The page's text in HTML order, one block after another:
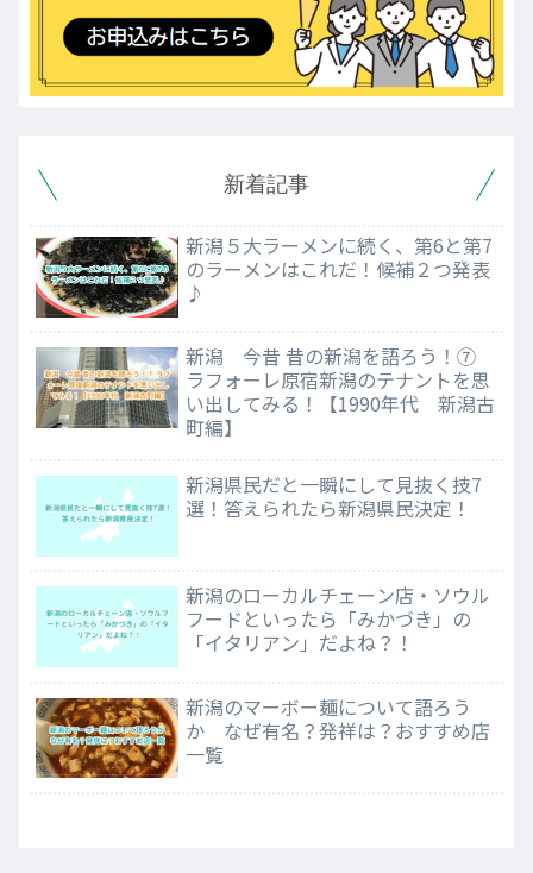
新着記事
新潟５大ラーメンに続く、第6と第7
のラーメンはこれだ！候補２つ発表
♪
新潟 今昔 昔の新潟を語ろう！⑦
ラフォーレ原宿新潟のテナントを思
い出してみる！【1990年代 新潟古
町編】
新潟県民だと一瞬にして見抜く技7
選！答えられたら新潟県民決定！
新潟のローカルチェーン店・ソウル
フードといったら「みかづき」の
「イタリアン」だよね？！
新潟のマーボー麺について語ろう
か なぜ有名？発祥は？おすすめ店
一覧